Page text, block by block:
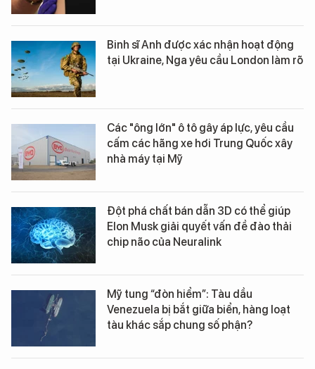
Binh sĩ Anh được xác nhận hoạt động
tại Ukraine, Nga yêu cầu London làm rõ
Các "ông lớn" ô tô gây áp lực, yêu cầu
cấm các hãng xe hơi Trung Quốc xây
nhà máy tại Mỹ
Đột phá chất bán dẫn 3D có thể giúp
Elon Musk giải quyết vấn đề đào thải
chip não của Neuralink
Mỹ tung “đòn hiểm”: Tàu dầu
Venezuela bị bắt giữa biển, hàng loạt
tàu khác sắp chung số phận?